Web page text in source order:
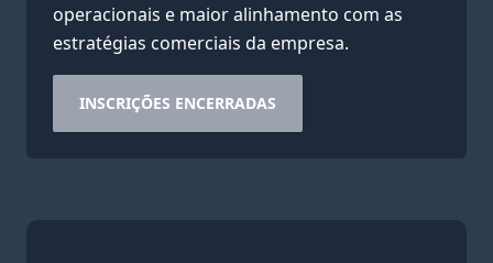
operacionais e maior alinhamento com as
estratégias comerciais da empresa.
INSCRIÇÕES ENCERRADAS